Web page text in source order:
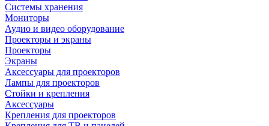
Системы хранения
Мониторы
Аудио и видео оборудование
Проекторы и экраны
Проекторы
Экраны
Аксессуары для проекторов
Лампы для проекторов
Стойки и крепления
Аксессуары
Крепления для проекторов